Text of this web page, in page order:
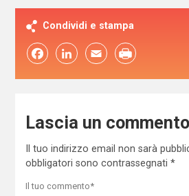
Condividi e stampa
FacebookLinkedIn Email
Lascia un commento
Il tuo indirizzo email non sarà
obbligatori sono contrassegnati *